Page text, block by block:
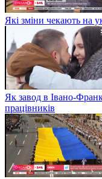
Які зміни чекають на
Як завод в Івано-
працівників